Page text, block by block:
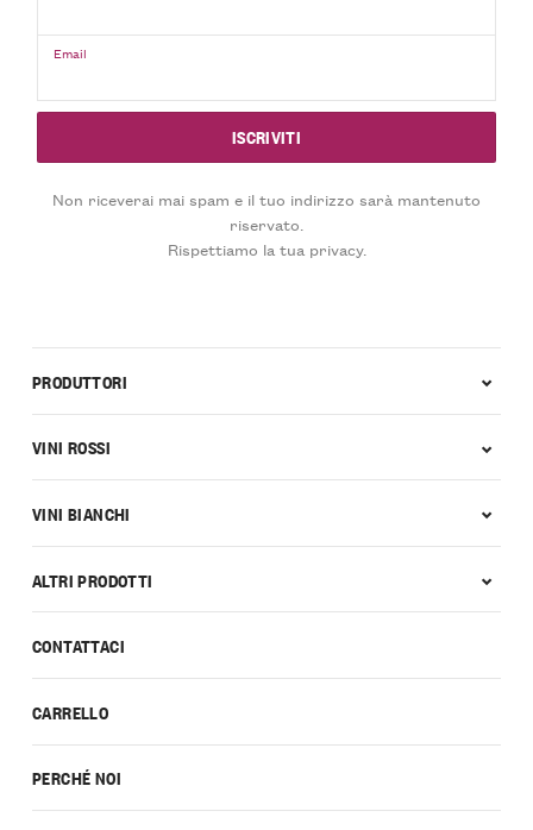
Email
Non riceverai mai spam e il tuo indirizzo sarà mantenuto
riservato.
Rispettiamo la tua privacy.
CONTATTACI
CARRELLO
PERCHÉ NOI
PRODUTTORI
VINI ROSSI
VINI BIANCHI
ALTRI PRODOTTI